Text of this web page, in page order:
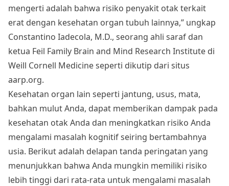
mengerti adalah bahwa risiko penyakit otak terkait
erat dengan kesehatan organ tubuh lainnya,” ungkap
Constantino Iadecola, M.D., seorang ahli saraf dan
ketua Feil Family Brain and Mind Research Institute di
Weill Cornell Medicine seperti dikutip dari situs
aarp.org.
Kesehatan organ lain seperti jantung, usus, mata,
bahkan mulut Anda, dapat memberikan dampak pada
kesehatan otak Anda dan meningkatkan risiko Anda
mengalami masalah kognitif seiring bertambahnya
usia. Berikut adalah delapan tanda peringatan yang
menunjukkan bahwa Anda mungkin memiliki risiko
lebih tinggi dari rata-rata untuk mengalami masalah